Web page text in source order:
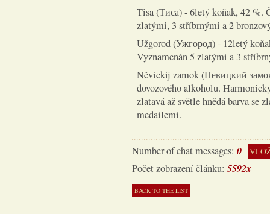
Tisa (Тиса) - 6letý koňak, 42 %.
zlatými, 3 stříbrnými a 2
Užgorod (Ужгород) - 12letý
Vyznamenán 5 zlatými a 3
Něvickij zamok (Невицкий
dovozového alkoholu.
zlatavá až světle hnědá barva se
medailemi.
Number of chat messages: 0
Počet zobrazení článku: 5592x